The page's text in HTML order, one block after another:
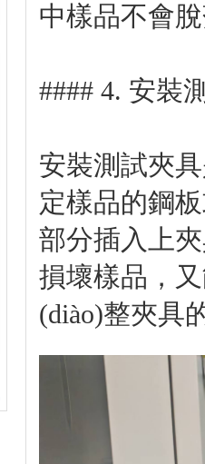
中樣品不會
#### 4. 安裝
安裝測試夾具
定樣品的鋼板
部分插入上夾
損壞樣品
(diào)整夾具